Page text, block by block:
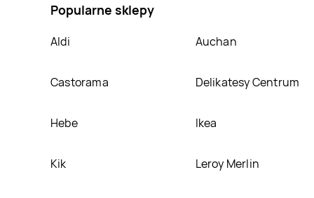
Popularne sklepy
Aldi Auchan
Castorama Delikatesy Centrum
Hebe Ikea
Kik Leroy Merlin